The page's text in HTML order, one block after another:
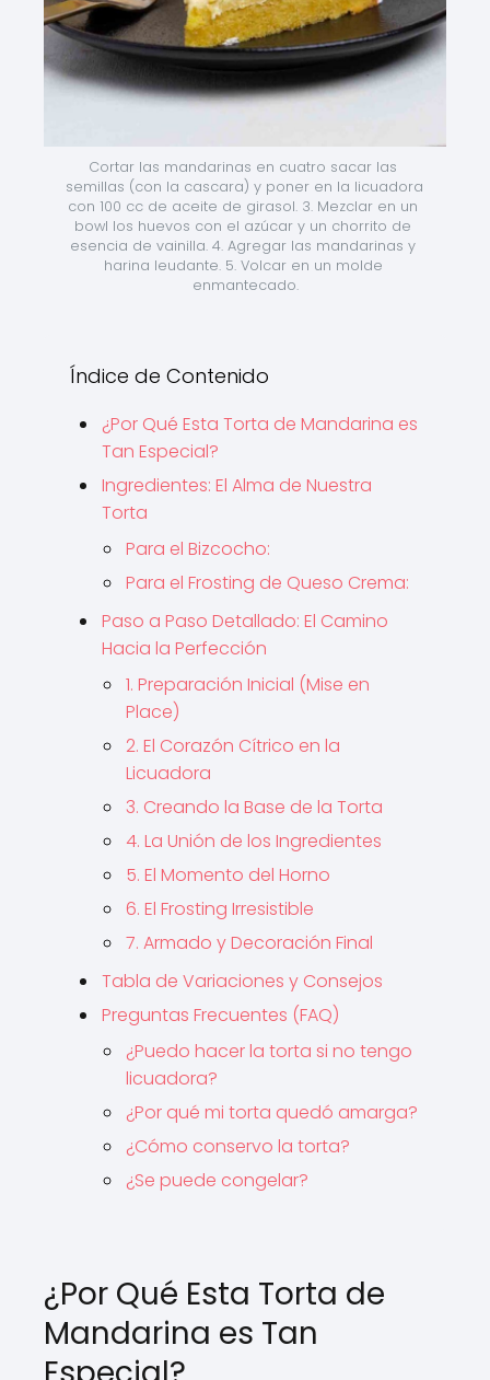
Cortar las mandarinas en cuatro sacar las
semillas (con la cascara) y poner en la licuadora
con 100 cc de aceite de girasol. 3. Mezclar en un
bowl los huevos con el azúcar y un chorrito de
esencia de vainilla. 4. Agregar las mandarinas y
harina leudante. 5. Volcar en un molde
enmantecado.
Índice de Contenido
¿Por Qué Esta Torta de Mandarina es
Tan Especial?
Ingredientes: El Alma de Nuestra
Torta
Para el Bizcocho:
Para el Frosting de Queso Crema:
Paso a Paso Detallado: El Camino
Hacia la Perfección
1. Preparación Inicial (Mise en
Place)
2. El Corazón Cítrico en la
Licuadora
3. Creando la Base de la Torta
4. La Unión de los Ingredientes
5. El Momento del Horno
6. El Frosting Irresistible
7. Armado y Decoración Final
Tabla de Variaciones y Consejos
Preguntas Frecuentes (FAQ)
¿Puedo hacer la torta si no tengo
licuadora?
¿Por qué mi torta quedó amarga?
¿Cómo conservo la torta?
¿Se puede congelar?
¿Por Qué Esta Torta de
Mandarina es Tan